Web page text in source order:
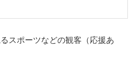
るスポーツなどの観客（応援あ